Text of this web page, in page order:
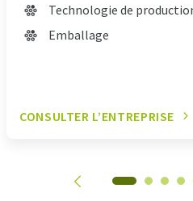
Technologie de
Emballage
CONSULTER L’ENTREPRISE